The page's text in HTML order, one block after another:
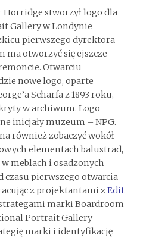
stworzył logo dla
Gallery w Londynie
pierwszego dyrektora
ma otworzyć się ejszcze
Otwarciu
nowe logo, oparte
Scharfa z 1893 roku,
w archiwum. Logo
inicjały muzeum – NPG.
również zobaczyć wokół
elementach balustrad,
meblach i osadzonych
czasu pierwszego otwarcia
z projektantami zEdit
marki Boardroom
Portrait Gallery
marki i identyfikację